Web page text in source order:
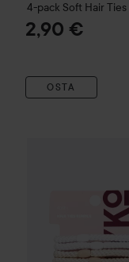
4-pack Soft Hair Ties
2,90 €
OSTA